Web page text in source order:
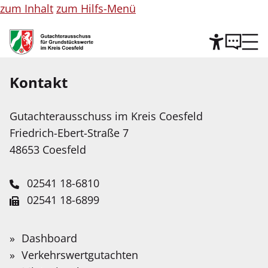
zum Inhalt zum Hilfs-Menü
Copyright
©
Service-Portal
Gutachterausschuss im Kreis
Coesfeld
Hilfe
Leichte Sprache
Wir stellen Inhalte unserer Web-Seite in Leichter
Hilfe Künstlicher Intelligenz weiter ausgebaut.
Gebärdensprache
Kontakt
Gutachterausschuss im Kreis Coesfeld
Friedrich-Ebert-Straße 7
48653 Coesfeld
02541 18-6810
02541 18-6899
gutachterausschuss@kreis-coesfeld.de
Kontaktformular
Suche
Wonach
suchen
Dashboard
Verkehrswertgutachten